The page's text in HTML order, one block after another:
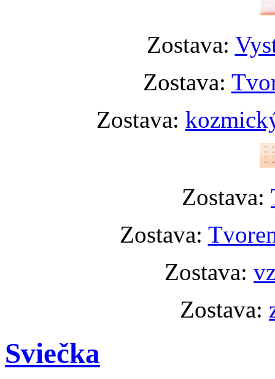
Zostava:
Zostava:
Zostava:
Zostava:
Zostava:
Zostava:
Zostava:
Sviečka